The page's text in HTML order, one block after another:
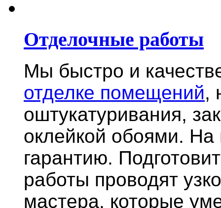
Отделочные работы
Мы быстро и
отделке помещений,
оштукатуривания,
оклейкой обоями.
гарантию.
работы проводят
мастера, которые